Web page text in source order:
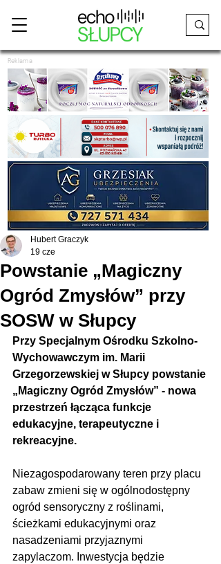
Reklama
Powstanie „Magiczny
Ogród Zmysłów” przy
SOSW w Słupcy
Hubert Graczyk
19 cze
Przy Specjalnym Ośrodku Szkolno-
Wychowawczym im. Marii
Grzegorzewskiej w Słupcy powstanie
„Magiczny Ogród Zmysłów” - nowa
przestrzeń łącząca funkcje
edukacyjne, terapeutyczne i
rekreacyjne.
Niezagospodarowany teren przy placu
zabaw zmieni się w ogólnodostępny
ogród sensoryczny z roślinami,
ścieżkami edukacyjnymi oraz
nasadzeniami przyjaznymi
zapylaczom. Inwestycja będzie